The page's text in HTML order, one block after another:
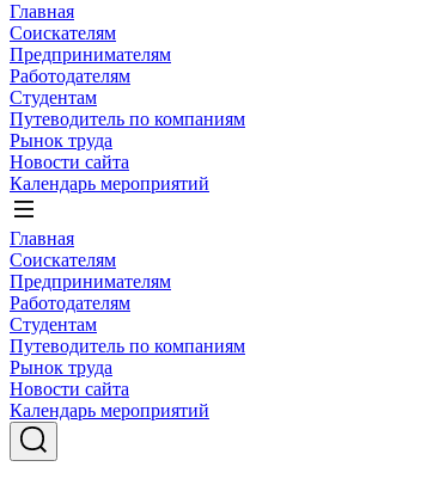
Главная
Соискателям
Предпринимателям
Работодателям
Студентам
Путеводитель по компаниям
Рынок труда
Новости сайта
Календарь мероприятий
Главная
Соискателям
Предпринимателям
Работодателям
Студентам
Путеводитель по компаниям
Рынок труда
Новости сайта
Календарь мероприятий